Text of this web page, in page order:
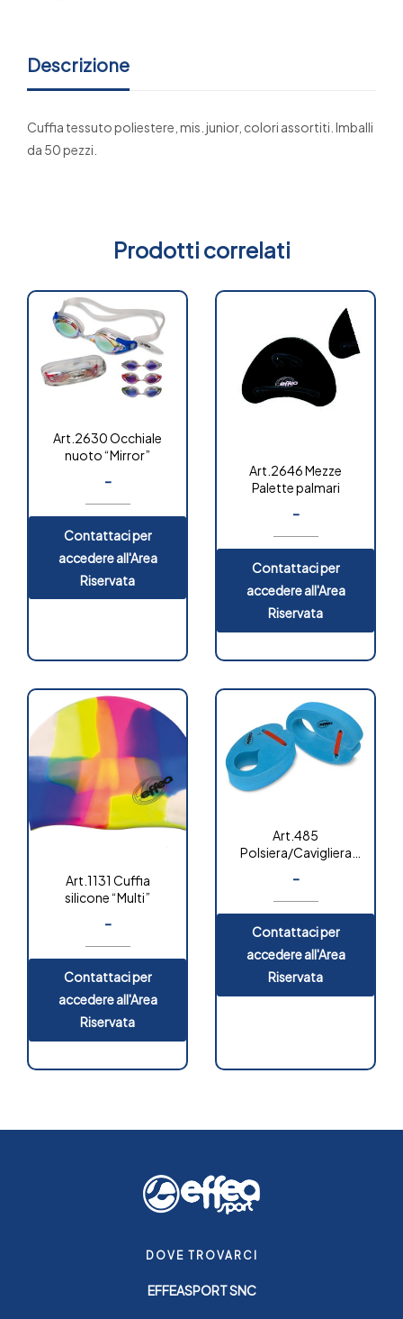
Descrizione
Cuffia tessuto poliestere, mis. junior, colori assortiti. Imballi
da 50 pezzi.
Prodotti correlati
Art.2630 Occhiale
nuoto “Mirror”
-
Contattaci per
accedere all'Area
Riservata
Art.2646 Mezze
Palette palmari
-
Contattaci per
accedere all'Area
Riservata
Art.1131 Cuffia
silicone “Multi”
-
Contattaci per
accedere all'Area
Riservata
Art.485
Polsiera/Cavigliera
-
Contattaci per
accedere all'Area
Riservata
DOVE TROVARCI
EFFEASPORT SNC